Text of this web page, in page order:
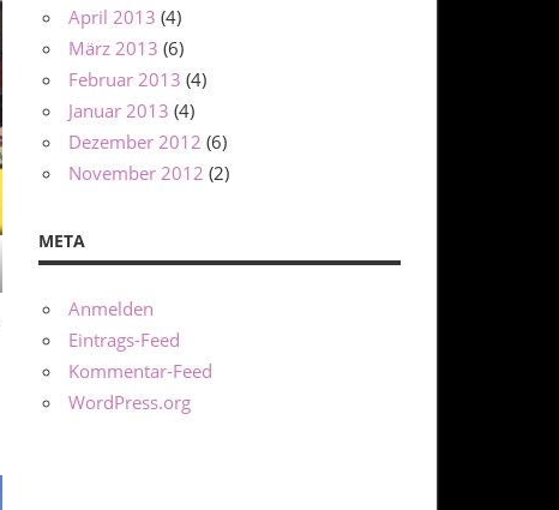
April 2013 (4)
März 2013 (6)
Februar 2013 (4)
Januar 2013 (4)
Dezember 2012 (6)
November 2012 (2)
META
Anmelden
Eintrags-Feed
Kommentar-Feed
WordPress.org